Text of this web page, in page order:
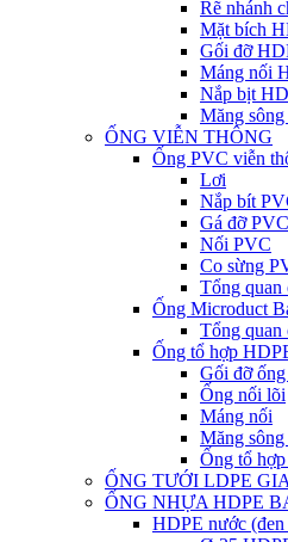
Rẽ nhánh
Mặt bích
Gối đỡ
Máng nối
Nắp bịt
Măng
ỐNG VIỄN THÔNG
Ống PVC viễn
Lơi
Nắp bít
Gá đỡ PVC
Nối PVC
Co sừng
Tổng
Ống Microduct
Tổng
Ống tổ hợp
Gối đỡ
Ống nối lõi
Máng nối
Măng
Ống tổ
ỐNG TƯỚI LDPE
ỐNG NHỰA HDPE
HDPE nước (đen